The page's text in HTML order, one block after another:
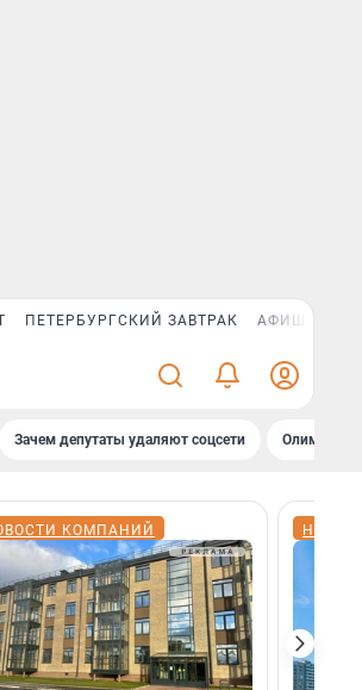
ПЕТЕРБУРГСКИЙ ЗАВТРАК АФИША PLUS
Зачем депутаты удаляют соцсети
КОМПАНИЙ